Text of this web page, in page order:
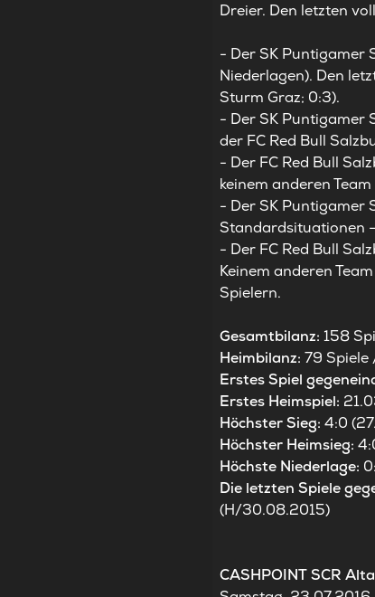
Dreier. Den letzten
- Der SK Puntigamer
Niederlagen). Den
Sturm Graz; 0:3).
- Der SK Puntigamer
der FC Red Bull
- Der FC Red Bull
keinem anderen
- Der SK Puntigamer
Standardsituationen
- Der FC Red Bull
Keinem anderen
Spielern.
Gesamtbilanz:158
Heimbilanz:79 Spiele
Erstes Spiel
Erstes Heimspiel:
Höchster Sieg:4:0
Höchster Heimsieg:
Höchste Niederlage:
Die letzten Spiele
(H/30.08.2015)
CASHPOINT SCR